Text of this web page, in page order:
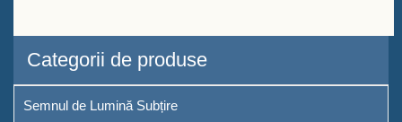
Categorii de produse
Semnul de Lumină Subțire